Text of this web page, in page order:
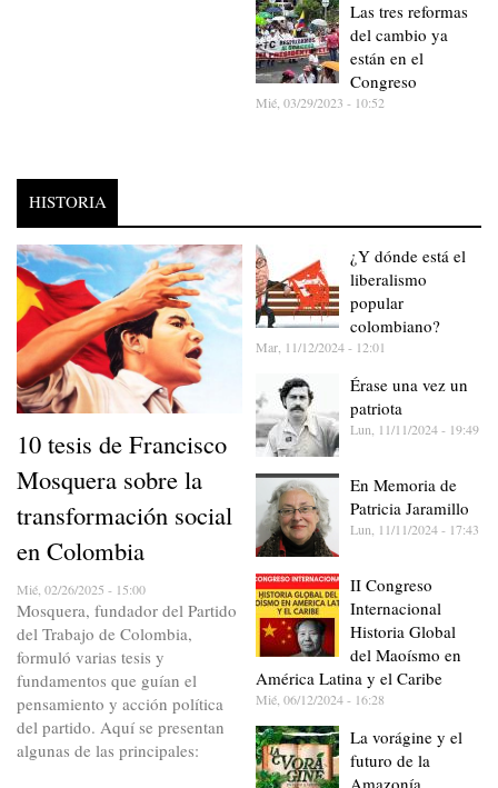
Las tres reformas
del cambio ya
están en el
Congreso
Mié, 03/29/2023 - 10:52
HISTORIA
10 tesis de Francisco
Mosquera sobre la
transformación social
en Colombia
Mié, 02/26/2025 - 15:00
Mosquera, fundador del Partido
del Trabajo de Colombia,
formuló varias tesis y
fundamentos que guían el
pensamiento y acción política
del partido. Aquí se presentan
algunas de las principales:
¿Y dónde está el
liberalismo
popular
colombiano?
Mar, 11/12/2024 - 12:01
Érase una vez un
patriota
Lun, 11/11/2024 - 19:49
En Memoria de
Patricia Jaramillo
Lun, 11/11/2024 - 17:43
II Congreso
Internacional
Historia Global
del Maoísmo en
América Latina y el Caribe
Mié, 06/12/2024 - 16:28
La vorágine y el
futuro de la
Amazonía